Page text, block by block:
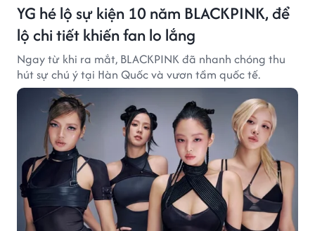
YG hé lộ sự kiện 10 năm BLACKPINK, để
lộ chi tiết khiến fan lo lắng
Ngay từ khi ra mắt, BLACKPINK đã nhanh chóng thu
hút sự chú ý tại Hàn Quốc và vươn tầm quốc tế.